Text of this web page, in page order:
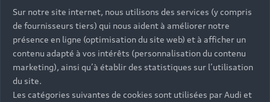
véhicules neufs :
- Jusqu'à 130 points de contrôle spécifiques à chaque
motorisation
- Garantie jusqu’à 24 mois et kilométrage illimité
- Assistance 24/7 en France et en Europe
Découvrez également toutes nos offres d’entretien
partir de 19€/mois
Sur notre site internet, nous utilisons des services (y compris
de fournisseurs tiers) qui nous aident à améliorer notre
présence en ligne (optimisation du site web) et à afficher un
contenu adapté à vos intérêts (personnalisation du contenu
marketing), ainsi qu’à établir des statistiques sur l’utilisation
du site.
Les catégories suivantes de cookies sont utilisées par Audi et